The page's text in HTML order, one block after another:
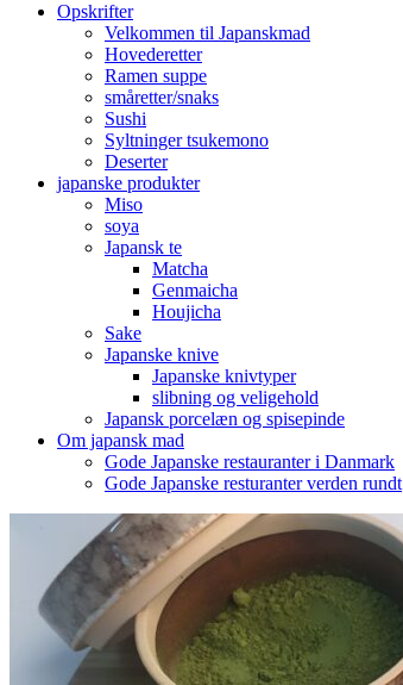
Opskrifter
Velkommen til Japanskmad
Hovederetter
Ramen suppe
småretter/snaks
Sushi
Syltninger tsukemono
Deserter
japanske produkter
Miso
soya
Japansk te
Matcha
Genmaicha
Houjicha
Sake
Japanske knive
Japanske knivtyper
slibning og veligehold
Japansk porcelæn og spisepinde
Om japansk mad
Gode Japanske restauranter i Danmark
Gode Japanske resturanter verden rundt